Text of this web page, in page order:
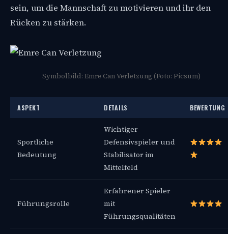
sein, um die Mannschaft zu motivieren und ihr den
Rücken zu stärken.
Symbolbild: Emre Can Verletzung (Foto: Picsum)
ASPEKT DETAILS BEWERTUNG
Sportliche
Bedeutung
Wichtiger
Defensivspieler und
Stabilisator im
Mittelfeld
Führungsrolle
Erfahrener Spieler
mit
Führungsqualitäten